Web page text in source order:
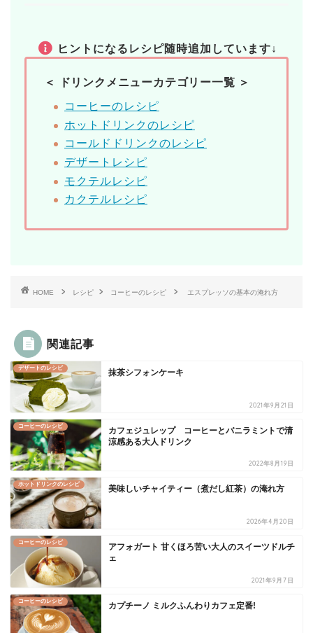
ヒントになるレシピ随時追加しています↓
＜ ドリンクメニューカテゴリー一覧 ＞
コーヒーのレシピ
ホットドリンクのレシピ
コールドドリンクのレシピ
デザートレシピ
モクテルレシピ
カクテルレシピ
HOME レシピ コーヒーのレシピ エスプレッソの基本の淹れ方
関連記事
デザートのレシピ 抹茶シフォンケーキ
2021年9月21日
コーヒーのレシピ
カフェジュレップ コーヒーとバニラミントで清
涼感ある大人ドリンク
2022年8月19日
ホットドリンクのレシピ 美味しいチャイティー（煮だし紅茶）の淹れ方
2026年4月20日
コーヒーのレシピ
アフォガート 甘くほろ苦い大人のスイーツドルチ
ェ
2021年9月7日
コーヒーのレシピ カプチーノ ミルクふんわりカフェ定番!